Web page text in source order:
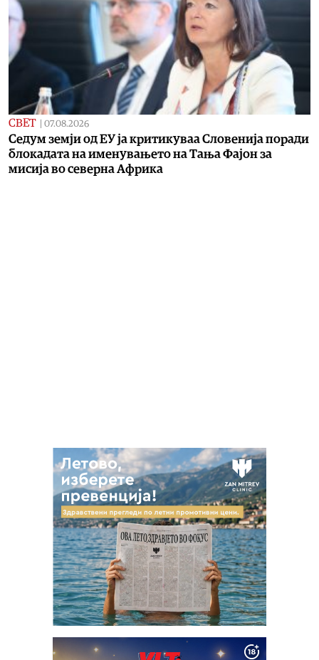
СВЕТ 07.08.2026
Седум земји од ЕУ ја критикуваа Словенија поради
блокадата на именувањето на Тања Фајон за
мисија во cеверна Африка